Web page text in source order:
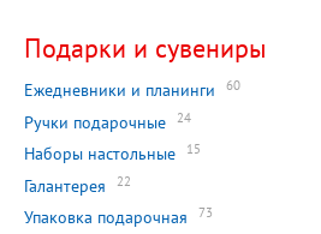
Подарки и сувениры
Ежедневники и планинги 60
Ручки подарочные 24
Наборы настольные 15
Галантерея 22
Упаковка подарочная 73